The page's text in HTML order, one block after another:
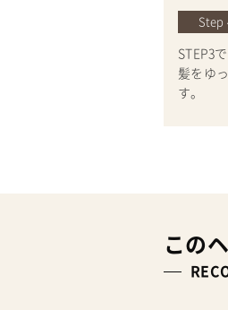
Step
STEP3
髪をゆ
す。
この